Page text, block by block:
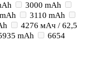
3000 mAh
3110 mAh
4276 мАч / 62,5
mAh
6654